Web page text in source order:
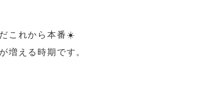
これから本番☀️
増える時期です。